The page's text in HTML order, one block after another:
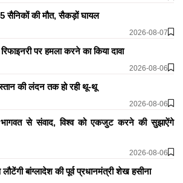
की मौत, सैकड़ों घायल
2026-08-07
पर हमला करने का किया दावा
2026-08-06
की लंदन तक हो रही थू-थू
2026-08-06
से संवाद, विश्व को एकजुट करने की सुझाऐंगे
2026-08-06
बांग्लादेश की पूर्व प्रधानमंत्री शेख हसीना